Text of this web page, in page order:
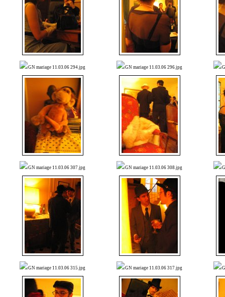
GN mariage 11.03.06 294.jpg GN mariage 11.03.06 296.jpg
GN mariage 11.03.06 307.jpg GN mariage 11.03.06 308.jpg
GN mariage 11.03.06 315.jpg GN mariage 11.03.06 317.jpg